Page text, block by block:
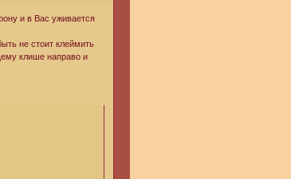
и в Вас уживается
не стоит клеймить
клише направо и